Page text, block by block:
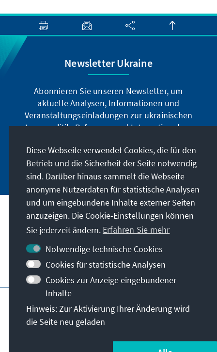
Newsletter Ukraine
Abonnieren Sie unseren Newsletter, um
aktuelle Analysen, Informationen und
Veranstaltungseinladungen zur ukrainischen
Innenpolitik, Reformen und Internationalem
Jetzt abonnieren
Anschrift
Kontakt
Besuchen Sie auch
Hauptseite der KAS
Nutzungsbedingungen
Erklärung zur Barrierefreiheit
© Konrad-Adenauer-Stiftung e.V. 2026
Diese Webseite verwendet Cookies, die für den
Betrieb und die Sicherheit der Seite notwendig
sind. Darüber hinaus sammelt die Webseite
anonyme Nutzerdaten für statistische Analysen
und um eingebundene Inhalte externer Seiten
anzuzeigen. Die Cookie-Einstellungen können
Sie jederzeit ändern. Erfahren Sie mehr
Notwendige technische Cookies
Cookies für statistische Analysen
Cookies zur Anzeige eingebundener
Inhalte
Hinweis: Zur Aktivierung Ihrer Änderung wird
die Seite neu geladen